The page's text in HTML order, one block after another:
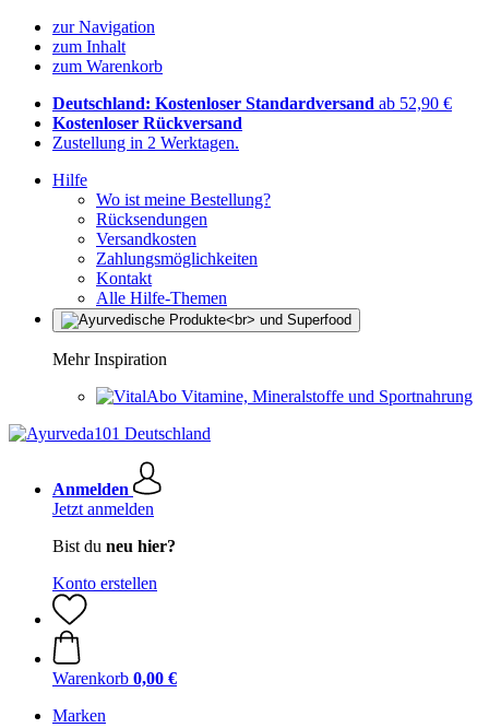
zur Navigation
zum Inhalt
zum Warenkorb
Deutschland: Kostenloser Standardversand ab 52,90 €
Kostenloser Rückversand
Zustellung in 2 Werktagen.
Hilfe
Wo ist meine Bestellung?
Rücksendungen
Versandkosten
Zahlungsmöglichkeiten
Kontakt
Alle Hilfe-Themen
Mehr Inspiration
Vitamine, Mineralstoffe und Sportnahrung
Anmelden
Jetzt anmelden
Bist du neu hier?
Konto erstellen
Warenkorb 0,00 €
Marken